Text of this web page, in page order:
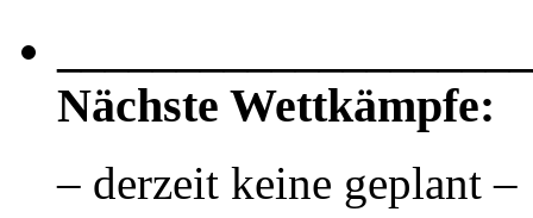
Nächste Wettkämpfe:
– derzeit keine geplant –